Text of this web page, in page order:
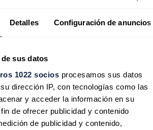
Detalles Configuración de anuncios
sus datos
1022 sociosprocesamos sus datos
dirección IP, con tecnologías como las
y acceder la información en su
de ofrecer publicidad y contenido
de publicidad y contenido,
de euros
del sector de la
fuera de
el gran potencial del mercado español en
por Ingenostrum.